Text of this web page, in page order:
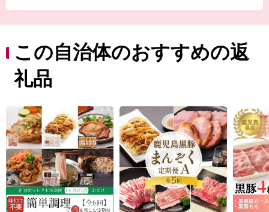
た。ロケットの見学席からは打上げ直後にくる地響きと
「バリバリ」という空を引き裂くような音を間近で感じ
ることができます。
約900年の歴史を誇る肝付町の流鏑馬（やぶさめ）の射手
習を重ね、馬上から手放しで弓を射るその成長の姿は感
動を覚えます。
他にもウミガメが産卵に訪れる海岸や手つかずの樹木が
残る照葉樹林帯など史跡と自然が見どころ満載です。
この自治体のおすすめの返
礼品